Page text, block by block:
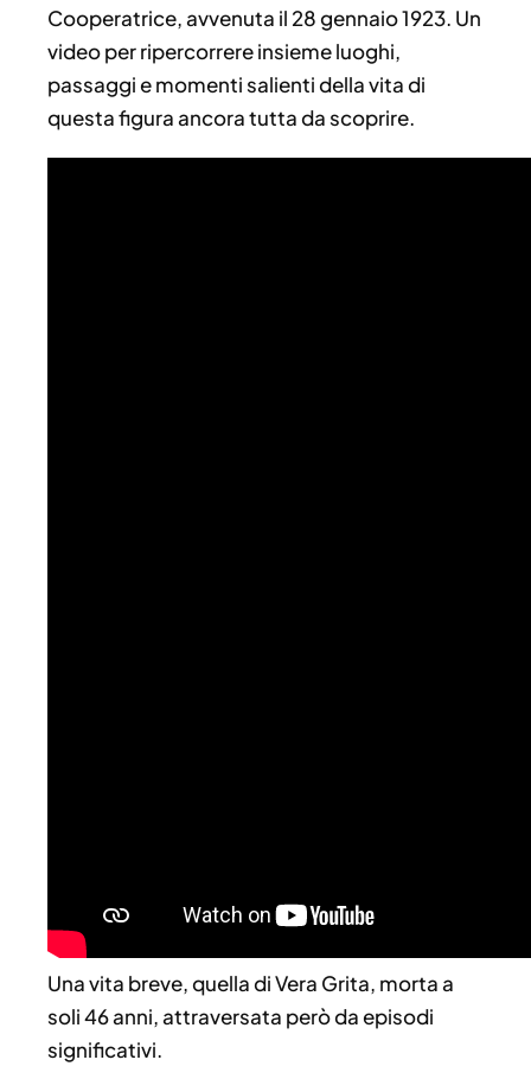
Cooperatrice, avvenuta il 28 gennaio 1923. Un
video per ripercorrere insieme luoghi,
passaggi e momenti salienti della vita di
questa figura ancora tutta da scoprire.
Una vita breve, quella di Vera Grita, morta a
soli 46 anni, attraversata però da episodi
significativi.